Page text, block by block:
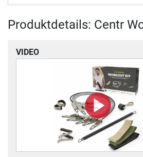
Produktdetails: Centr
VIDEO